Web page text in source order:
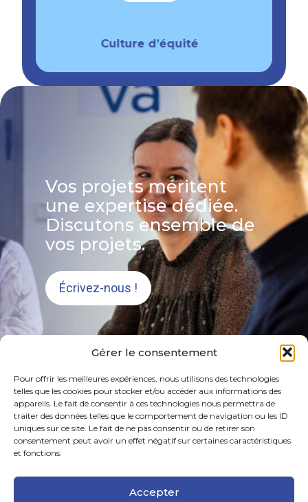
Gérer le consentement
Pour offrir les meilleures expériences, nous utilisons des technologies
telles que les cookies pour stocker et/ou accéder aux informations des
appareils. Le fait de consentir à ces technologies nous permettra de
traiter des données telles que le comportement de navigation ou les ID
uniques sur ce site. Le fait de ne pas consentir ou de retirer son
consentement peut avoir un effet négatif sur certaines caractéristiques
et fonctions.
Accepter
Culture d’équité
Vos projets méritent
une expertise dédiée.
Discutons ensemble de
vos projets.
Écrivez-nous !
Footer
Principale
30123, 44800 Saint-Herblain